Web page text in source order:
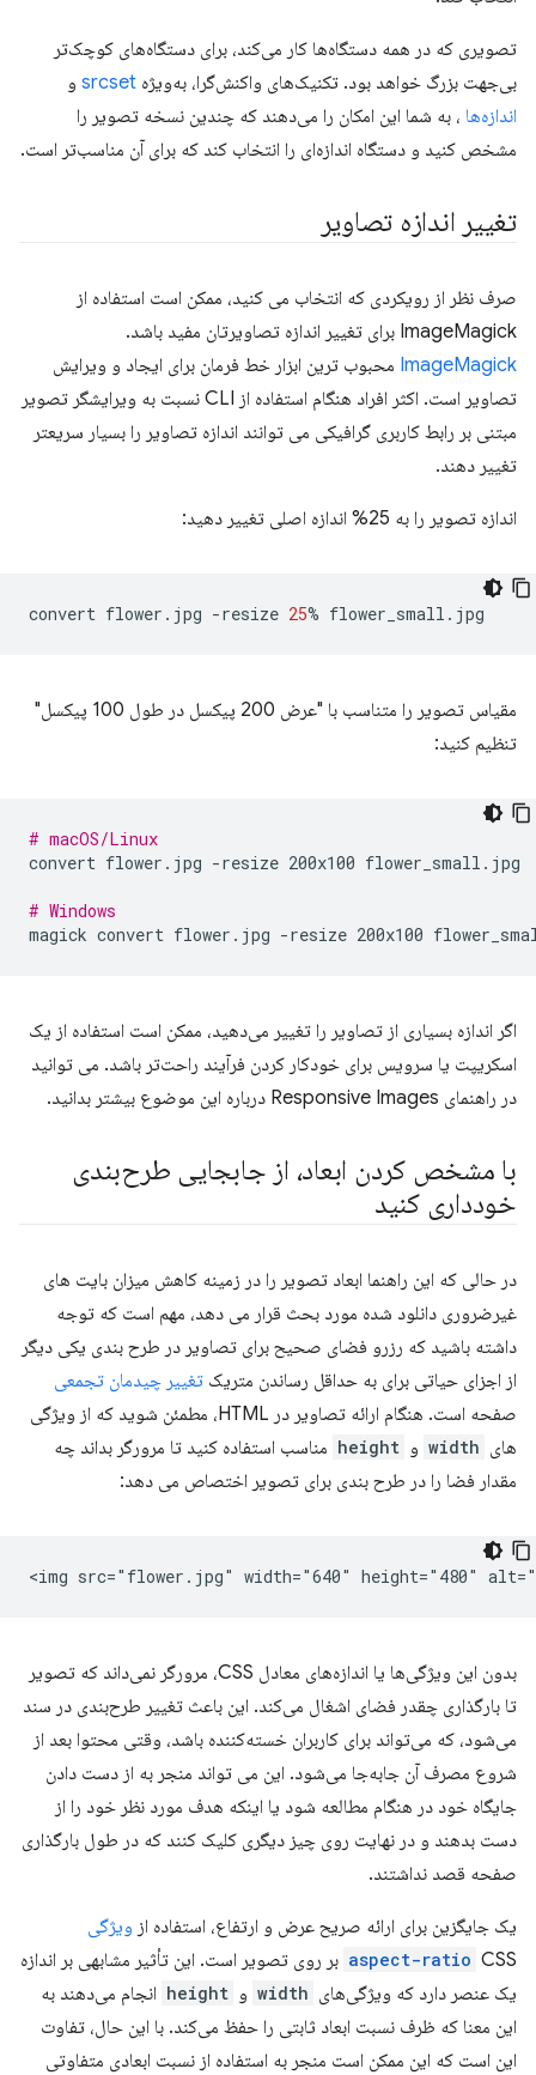
تصویری که در همه دستگاه‌ها کار می‌کند، برای دستگاه‌های کوچک‌تر
بی‌جهت بزرگ خواهد بود. تکنیک‌های واکنش‌گرا، به‌ویژه srcset و
اندازه‌ها ، به شما این امکان را می‌دهند که چندین نسخه تصویر را
مشخص کنید و دستگاه اندازه‌ای را انتخاب کند که برای آن مناسب‌تر است.
تغییر اندازه تصاویر
صرف نظر از رویکردی که انتخاب می کنید، ممکن است استفاده از
ImageMagick برای تغییر اندازه تصاویرتان مفید باشد.
ImageMagick محبوب ترین ابزار خط فرمان برای ایجاد و ویرایش
تصاویر است. اکثر افراد هنگام استفاده از CLI نسبت به ویرایشگر تصویر
مبتنی بر رابط کاربری گرافیکی می توانند اندازه تصاویر را بسیار سریعتر
تغییر دهند.
اندازه تصویر را به 25% اندازه اصلی تغییر دهید:
convert flower.jpg -resize 25%
مقیاس تصویر را متناسب با "عرض 200 پیکسل در طول 100 پیکسل"
تنظیم کنید:
# macOS/Linux
convert flower.jpg -resize 200x100 flower_small.jpg
# Windows
magick convert flower.jpg -resize 200x100
اگر اندازه بسیاری از تصاویر را تغییر می‌دهید، ممکن است استفاده از یک
اسکریپت یا سرویس برای خودکار کردن فرآیند راحت‌تر باشد. می توانید
در راهنمای Responsive Images درباره این موضوع بیشتر بدانید.
با مشخص کردن ابعاد، از جابجایی طرح‌بندی
خودداری کنید
در حالی که این راهنما ابعاد تصویر را در زمینه کاهش میزان بایت های
غیرضروری دانلود شده مورد بحث قرار می دهد، مهم است که توجه
داشته باشید که رزرو فضای صحیح برای تصاویر در طرح بندی یکی دیگر
از اجزای حیاتی برای به حداقل رساندن متریک تغییر چیدمان تجمعی
صفحه است. هنگام ارائه تصاویر در HTML، مطمئن شوید که از ویژگی
های width و height مناسب استفاده کنید تا مرورگر بداند چه
مقدار فضا را در طرح بندی برای تصویر اختصاص می دهد:
بدون این ویژگی‌ها یا اندازه‌های معادل CSS، مرورگر نمی‌داند که تصویر
تا بارگذاری چقدر فضای اشغال می‌کند. این باعث تغییر طرح‌بندی در سند
می‌شود، که می‌تواند برای کاربران خسته‌کننده باشد، وقتی محتوا بعد از
شروع مصرف آن جابه‌جا می‌شود. این می تواند منجر به از دست دادن
جایگاه خود در هنگام مطالعه شود یا اینکه هدف مورد نظر خود را از
دست بدهند و در نهایت روی چیز دیگری کلیک کنند که در طول بارگذاری
صفحه قصد نداشتند.
یک جایگزین برای ارائه صریح عرض و ارتفاع، استفاده از ویژگی
aspect-ratio CSS بر روی تصویر است. این تأثیر مشابهی بر اندازه
یک عنصر دارد که ویژگی‌های width و height انجام می‌دهند به
این معنا که ظرف نسبت ابعاد ثابتی را حفظ می‌کند. با این حال، تفاوت
این است که این ممکن است منجر به استفاده از نسبت ابعادی متفاوتی